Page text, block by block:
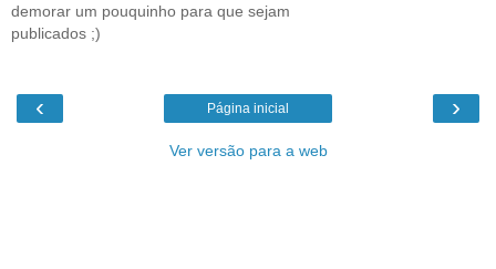
demorar um pouquinho para que sejam
publicados ;)
‹ ›
Página inicial
Ver versão para a web